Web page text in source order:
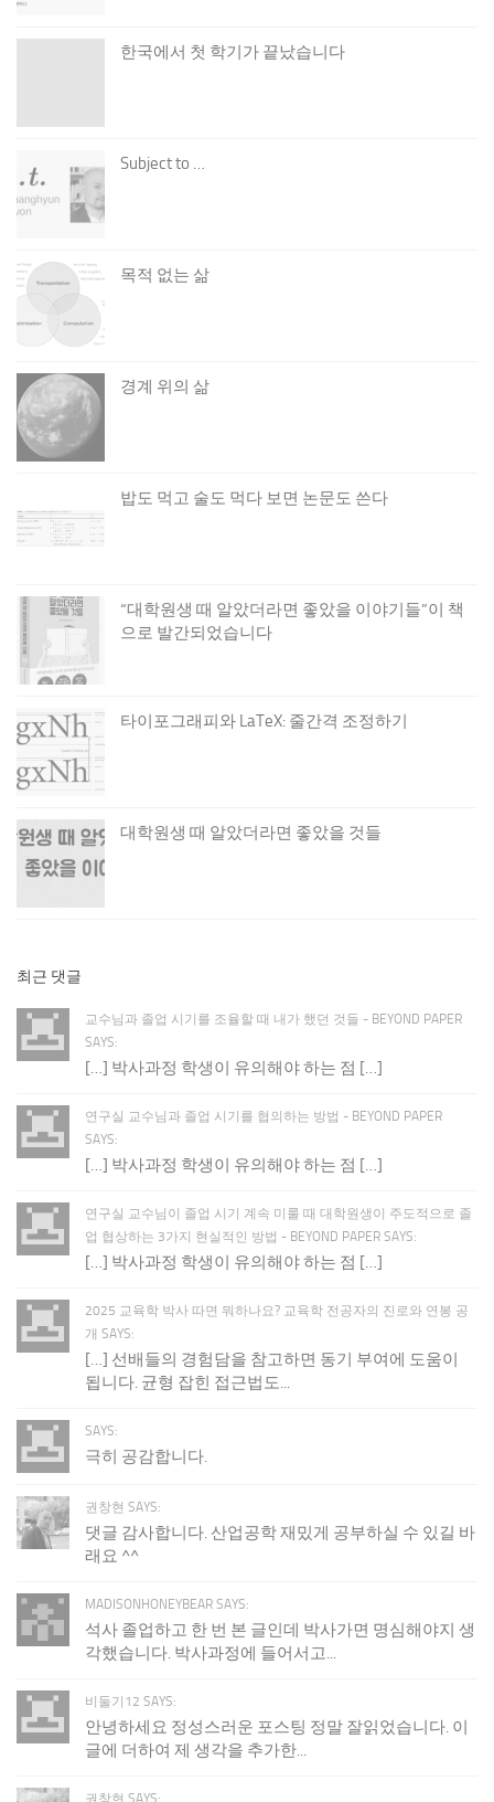
한국에서 첫 학기가 끝났습니다
Subject to …
목적 없는 삶
경계 위의 삶
밥도 먹고 술도 먹다 보면 논문도 쓴다
“대학원생 때 알았더라면 좋았을 이야기들”이 책
으로 발간되었습니다
타이포그래피와 LaTeX: 줄간격 조정하기
대학원생 때 알았더라면 좋았을 것들
최근 댓글
교수님과 졸업 시기를 조율할 때 내가 했던 것들 - BEYOND PAPER
SAYS:
[…] 박사과정 학생이 유의해야 하는 점 […]
연구실 교수님과 졸업 시기를 협의하는 방법 - BEYOND PAPER
SAYS:
[…] 박사과정 학생이 유의해야 하는 점 […]
연구실 교수님이 졸업 시기 계속 미룰 때 대학원생이 주도적으로 졸
업 협상하는 3가지 현실적인 방법 - BEYOND PAPER SAYS:
[…] 박사과정 학생이 유의해야 하는 점 […]
2025 교육학 박사 따면 뭐하나요? 교육학 전공자의 진로와 연봉 공
개 SAYS:
[…] 선배들의 경험담을 참고하면 동기 부여에 도움이
됩니다. 균형 잡힌 접근법도...
SAYS:
극히 공감합니다.
권창현 SAYS:
댓글 감사합니다. 산업공학 재밌게 공부하실 수 있길 바
래요 ^^
MADISONHONEYBEAR SAYS:
석사 졸업하고 한 번 본 글인데 박사가면 명심해야지 생
각했습니다. 박사과정에 들어서고...
비둘기12 SAYS:
안녕하세요 정성스러운 포스팅 정말 잘읽었습니다. 이
글에 더하여 제 생각을 추가한...
권창현 SAYS: